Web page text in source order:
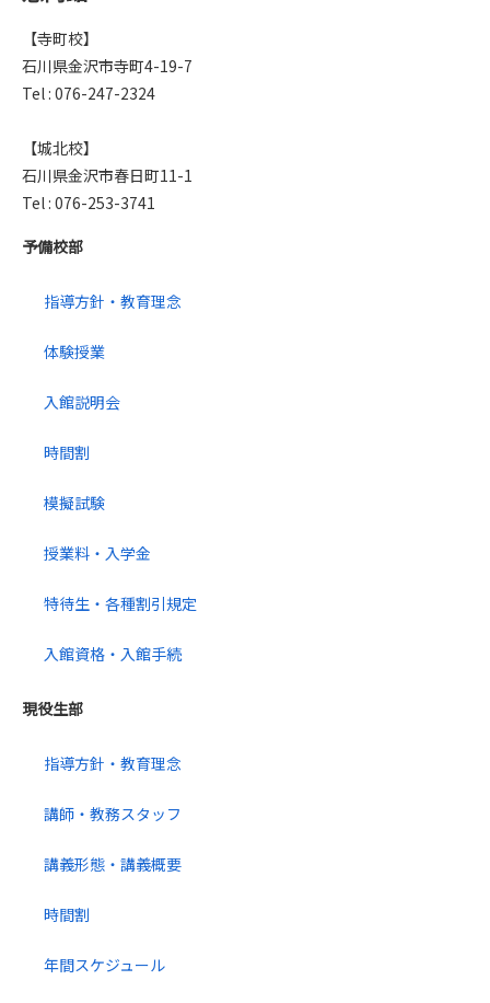
【寺町校】
石川県金沢市寺町4-19-7
Tel : 076-247-2324
【城北校】
石川県金沢市春日町11-1
Tel : 076-253-3741
予備校部
指導方針・教育理念
体験授業
入館説明会
時間割
模擬試験
授業料・入学金
特待生・各種割引規定
入館資格・入館手続
現役生部
指導方針・教育理念
講師・教務スタッフ
講義形態・講義概要
時間割
年間スケジュール